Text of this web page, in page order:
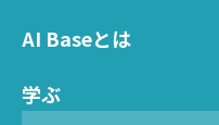
AI Baseとは
学ぶ